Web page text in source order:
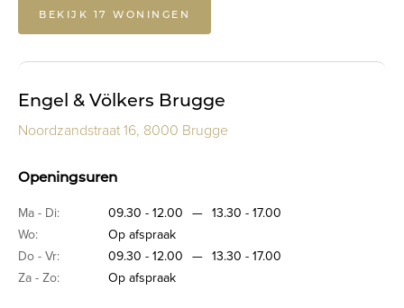
BEKIJK 17 WONINGEN
Engel & Völkers Brugge
Noordzandstraat 16, 8000 Brugge
Openingsuren
Ma - Di: 09.30 - 12.00 — 13.30 - 17.00
Wo:
Op afspraak
Do - Vr:
09.30 - 12.00 — 13.30 - 17.00
Za - Zo:
Op afspraak